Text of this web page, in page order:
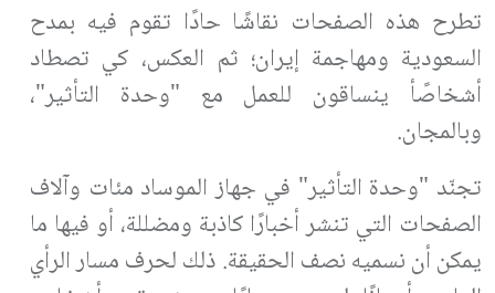
تطرح هذه الصفحات نقاشًا حادًا تقوم فيه بمدح
السعودية ومهاجمة إيران؛ ثم العكس، كي تصطاد
أشخاصًأ ينساقون للعمل مع "وحدة التأثير"،
وبالمجان.
تجنّد "وحدة التأثير" في جهاز الموساد مئات وآلاف
الصفحات التي تنشر أخبارًا كاذبة ومضللة، أو فيها ما
يمكن أن نسميه نصف الحقيقة. ذلك لحرف مسار الرأي